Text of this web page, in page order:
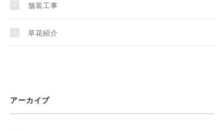
舗装工事
草花紹介
アーカイブ